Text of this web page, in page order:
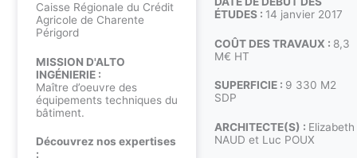
ÉTUDES : 14 janvier 2017
COÛT DES TRAVAUX : 8,3
M€ HT
SUPERFICIE : 9 330 M2
SDP
ARCHITECTE(S) : Elizabeth
NAUD et Luc POUX
Caisse Régionale du Crédit
Agricole de Charente
Périgord
MISSION D'ALTO
INGÉNIERIE :
Maître d’oeuvre des
équipements techniques du
bâtiment.
Découvrez nos expertises
: